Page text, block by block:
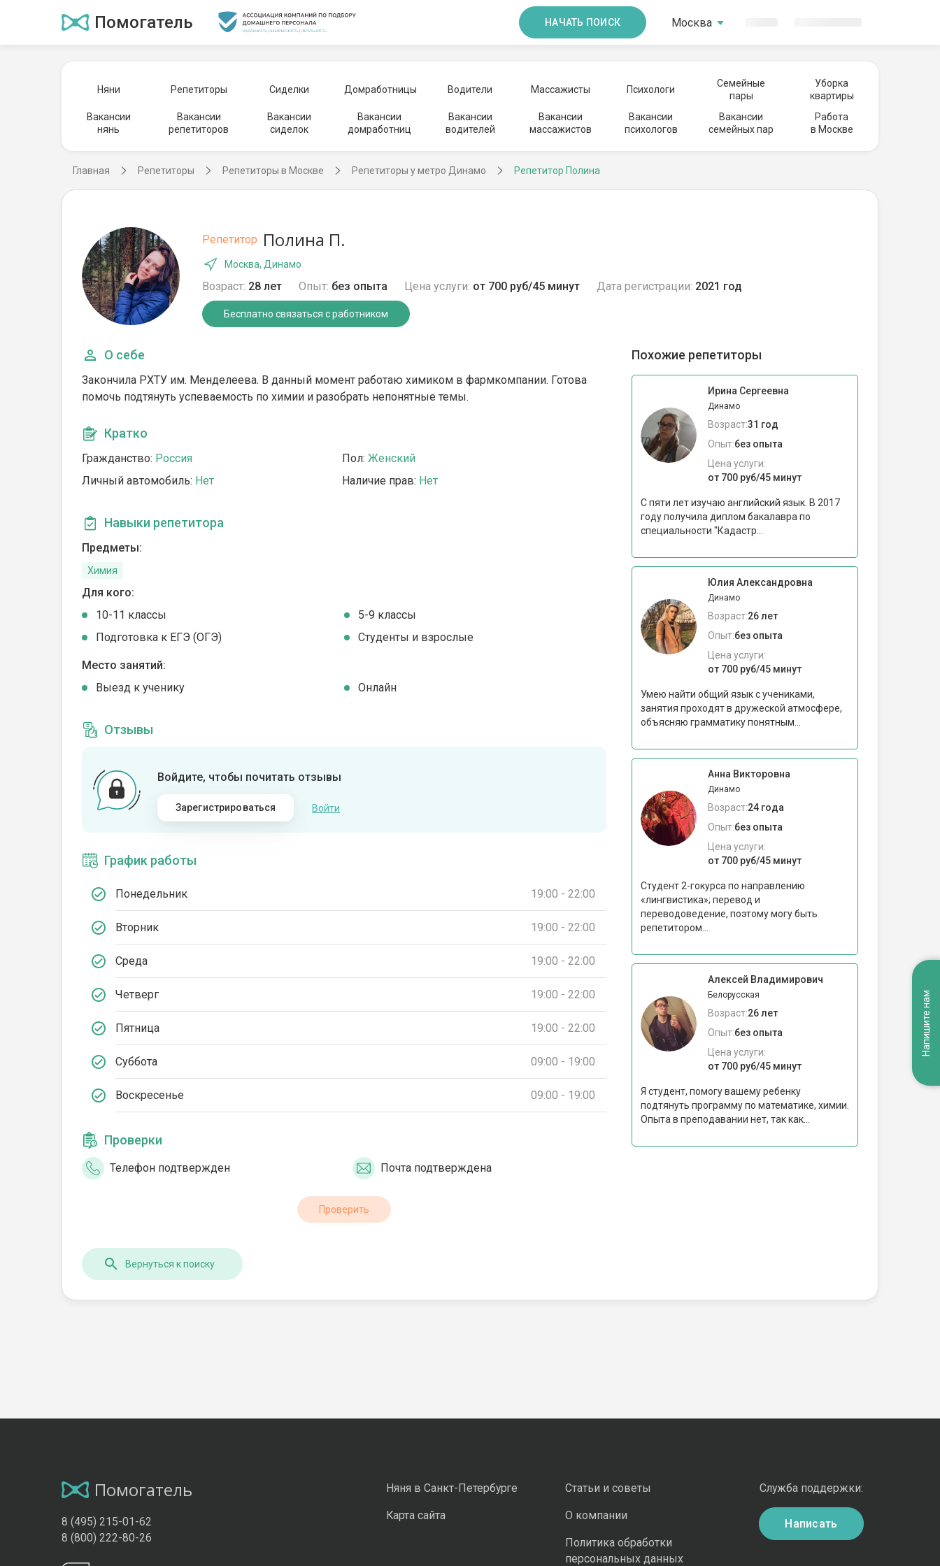
Помогатель НАЧАТЬ ПОИСК Москва
Няни Репетиторы Сиделки Домработницы Водители Массажисты Психологи
Семейные
пары
Уборка
квартиры
Вакансии
нянь
Вакансии
репетиторов
Вакансии
сиделок
Вакансии
домработниц
Вакансии
водителей
Вакансии
массажистов
Вакансии
психологов
Вакансии
семейных пар
Работа
в Москве
Главная Репетиторы Репетиторы в Москве Репетиторы у метро Динамо Репетитор Полина
Репетитор Полина П.
Москва, Динамо
Возраст: 28 лет Опыт: без опыта Цена услуги: от 700 руб/45 минут Дата регистрации: 2021 год
Бесплатно связаться с работником
О себе
Закончила РХТУ им. Менделеева. В данный момент работаю химиком в фармкомпании. Готова
помочь подтянуть успеваемость по химии и разобрать непонятные темы.
Кратко
Гражданство: Россия Пол: Женский
Личный автомобиль: Нет Наличие прав: Нет
Навыки репетитора
Предметы:
Химия
Для кого:
10-11 классы
5-9 классы
Подготовка к ЕГЭ (ОГЭ)
Студенты и взрослые
Место занятий:
Выезд к ученику
Онлайн
Отзывы
Войдите, чтобы почитать отзывы
Зарегистрироваться Войти
График работы
Понедельник 19:00 - 22:00
Вторник 19:00 - 22:00
Среда 19:00 - 22:00
Четверг 19:00 - 22:00
Пятница 19:00 - 22:00
Суббота 09:00 - 19:00
Воскресенье 09:00 - 19:00
Проверки
Телефон подтвержден Почта подтверждена
Проверить
Похожие репетиторы
Ирина Сергеевна
Динамо
Возраст:31 год
Опыт:без опыта
Цена услуги:
от 700 руб/45 минут
С пяти лет изучаю английский язык. В 2017
году получила диплом бакалавра по
специальности "Кадастр...
Юлия Александровна
Динамо
Возраст:26 лет
Опыт:без опыта
Цена услуги:
от 700 руб/45 минут
Умею найти общий язык с учениками,
занятия проходят в дружеской атмосфере,
объясняю грамматику понятным...
Анна Викторовна
Динамо
Возраст:24 года
Опыт:без опыта
Цена услуги:
от 700 руб/45 минут
Студент 2-гокурса по направлению
«лингвистика»; перевод и
переводоведение, поэтому могу быть
репетитором...
Алексей Владимирович
Белорусская
Возраст:26 лет
Опыт:без опыта
Цена услуги:
от 700 руб/45 минут
Я студент, помогу вашему ребенку
подтянуть программу по математике, химии.
Опыта в преподавании нет, так как...
Вернуться к поиску
Помогатель
8 (495) 215-01-62
8 (800) 222-80-26
Няня в Санкт-Петербурге
Карта сайта
Статьи и советы
О компании
Политика обработки
персональных данных
Служба поддержки:
Написать
Напишите нам